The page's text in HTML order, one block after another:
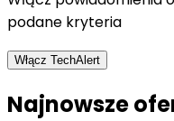
podane kryteria
Włącz TechAlert
Najnowsze